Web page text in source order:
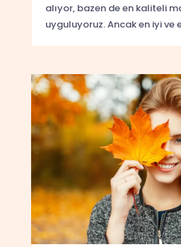
alıyor, bazen de en kaliteli
uyguluyoruz. Ancak en iyi ve